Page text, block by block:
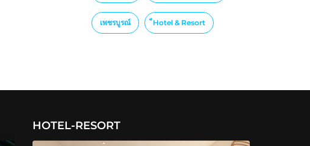
เพชรบูรณ์ ็Hotel & Resort
HOTEL-RESORT